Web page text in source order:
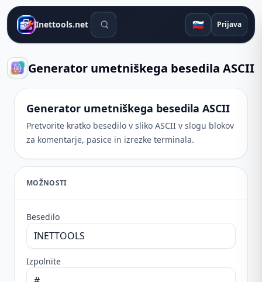
Inettools.net Orodja za iskanje 🇸🇮 Prijava
Generator umetniškega besedila ASCII
Generator umetniškega besedila ASCII
Pretvorite kratko besedilo v sliko ASCII v slogu blokov
za komentarje, pasice in izrezke terminala.
MOŽNOSTI
Besedilo
Izpolnite